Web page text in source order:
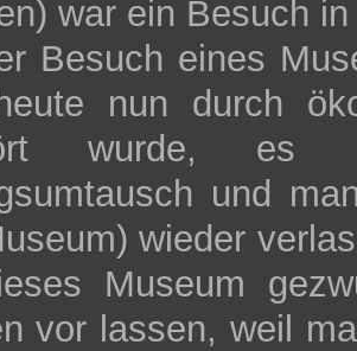
war ein Besuch
Besuch eines
nun durch
wurde, es
und
wieder
Museum
vor lassen, weil